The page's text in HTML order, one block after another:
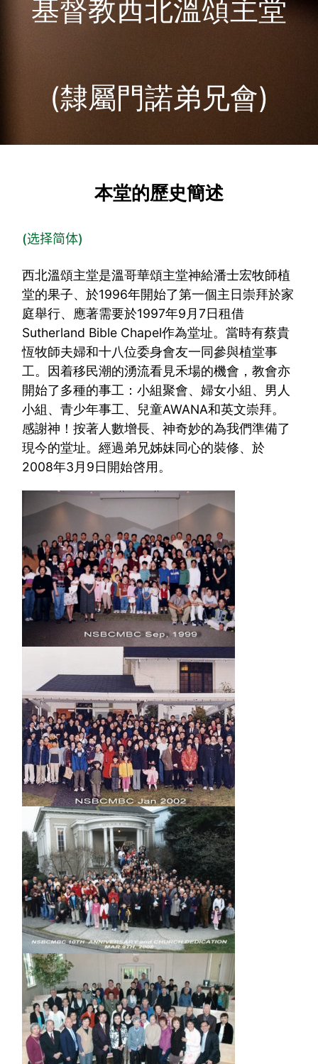
基督教西北溫頌主堂
(隸屬門諾弟兄會)
本堂的歷史簡述
(选择简体)
西北溫頌主堂是溫哥華頌主堂神給潘士宏牧師植
堂的果子、於1996年開始了第一個主日崇拜於家
庭舉行、應著需要於1997年9月7日租借
Sutherland Bible Chapel作為堂址。當時有蔡貴
恆牧師夫婦和十八位委身會友一同參與植堂事
工。因着移民潮的湧流看見禾場的機會，教會亦
開始了多種的事工：小組聚會、婦女小組、男人
小組、青少年事工、兒童AWANA和英文崇拜。
感謝神！按著人數增長、神奇妙的為我們準備了
現今的堂址。經過弟兄姊妹同心的裝修、於
2008年3月9日開始啓用。